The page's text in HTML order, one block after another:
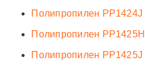
Полипропилен PP1424J
Полипропилен PP1425H
Полипропилен PP1425J